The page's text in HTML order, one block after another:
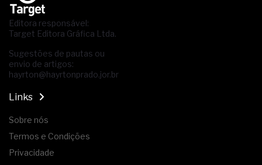
Editora responsável:
Target Editora Gráfica Ltda.
Sugestões de pautas ou
envio de artigos:
hayrton@hayrtonprado.jor.br
Links
Sobre nós
Termos e Condições
Privacidade